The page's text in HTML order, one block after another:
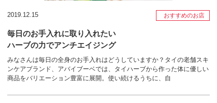
2019.12.15 おすすめのお店
毎日のお手入れに取り入れたい
ハーブの力でアンチエイジング
みなさんは毎日の全身のお手入れはどうしていますか？タイの老舗スキ
ンケアブランド、アバイブーベでは、タイハーブから作った体に優しい
商品をバリエーション豊富に展開。使い続けるうちに、自